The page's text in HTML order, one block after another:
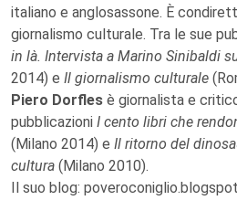
italiano e anglosassone. È
giornalismo culturale. Tra le sue
in là. Intervista a Marino Sinibaldi
2014) e Il giornalismo culturale
Piero Dorfles è giornalista e
pubblicazioni I cento libri che
(Milano 2014) e Il ritorno del
cultura (Milano 2010).
Il suo blog: